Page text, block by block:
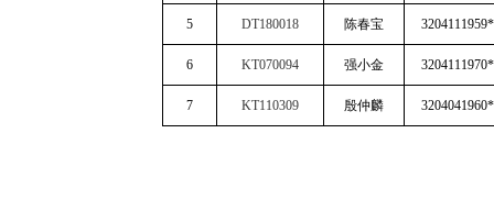
5 DT180018 陈春宝
6 KT070094 强小金
7 KT110309 殷仲麟